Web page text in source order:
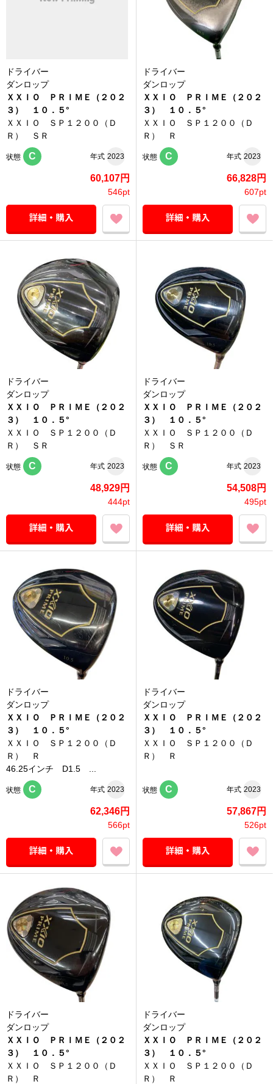
ドライバー
ダンロップ
ＸＸＩＯ ＰＲＩＭＥ（２０２
３） １０．５°
ＸＸＩＯ ＳＰ１２００（Ｄ
Ｒ） ＳＲ
状態 C 年式 2023
60,107円
546pt
ドライバー
ダンロップ
ＸＸＩＯ ＰＲＩＭＥ（２０２
３） １０．５°
ＸＸＩＯ ＳＰ１２００（Ｄ
Ｒ） Ｒ
状態 C 年式 2023
66,828円
607pt
ドライバー
ダンロップ
ＸＸＩＯ ＰＲＩＭＥ（２０２
３） １０．５°
ＸＸＩＯ ＳＰ１２００（Ｄ
Ｒ） ＳＲ
状態 C 年式 2023
48,929円
444pt
ドライバー
ダンロップ
ＸＸＩＯ ＰＲＩＭＥ（２０２
３） １０．５°
ＸＸＩＯ ＳＰ１２００（Ｄ
Ｒ） ＳＲ
状態 C 年式 2023
54,508円
495pt
ドライバー
ダンロップ
ＸＸＩＯ ＰＲＩＭＥ（２０２
３） １０．５°
ＸＸＩＯ ＳＰ１２００（Ｄ
Ｒ） Ｒ
46.25インチ D1.5 ...
状態 C 年式 2023
62,346円
566pt
ドライバー
ダンロップ
ＸＸＩＯ ＰＲＩＭＥ（２０２
３） １０．５°
ＸＸＩＯ ＳＰ１２００（Ｄ
Ｒ） Ｒ
状態 C 年式 2023
57,867円
526pt
ドライバー
ダンロップ
ＸＸＩＯ ＰＲＩＭＥ（２０２
３） １０．５°
ＸＸＩＯ ＳＰ１２００（Ｄ
Ｒ） Ｒ
ドライバー
ダンロップ
ＸＸＩＯ ＰＲＩＭＥ（２０２
３） １０．５°
ＸＸＩＯ ＳＰ１２００（Ｄ
Ｒ） Ｒ